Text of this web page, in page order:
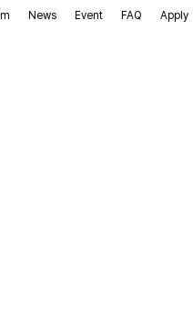
News Event FAQ Apply